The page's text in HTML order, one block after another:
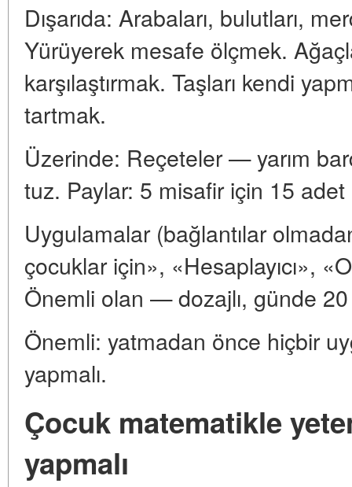
Dışarıda: Arabaları, bulutları,
Yürüyerek mesafe ölçmek.
karşılaştırmak. Taşları kendi
tartmak.
Üzerinde: Reçeteler — yarım
tuz. Paylar: 5 misafir için 15
Uygulamalar (bağlantılar
çocuklar için», «Hesaplayıcı»,
Önemli olan — dozajlı, günde
Önemli: yatmadan önce hiçbir
yapmalı.
Çocuk matematikle
yapmalı